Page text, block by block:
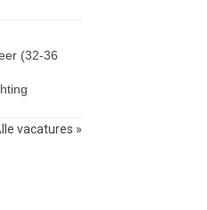
(32-36
vacatures »